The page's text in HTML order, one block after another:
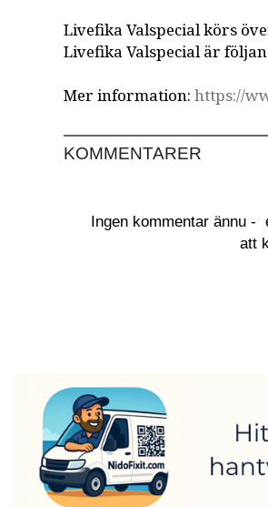
Livefika Valspecial körs
Livefika Valspecial är
Mer information:https://
KOMMENTARER
Ingen kommentar ännu -
att